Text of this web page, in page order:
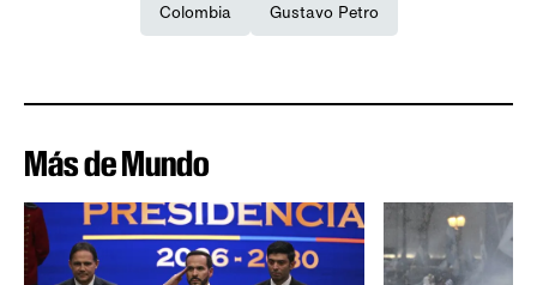
Colombia Gustavo Petro
Más de Mundo